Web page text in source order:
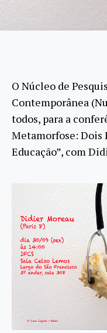
O Núcleo de
Contemporânea
todos, para a
Metamorfose: Dois
Educação”, com